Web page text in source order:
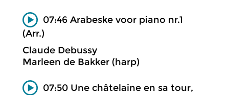
07:46 Arabeske voor piano nr.1
(Arr.)
Claude Debussy
Marleen de Bakker (harp)
07:50 Une châtelaine en sa tour,